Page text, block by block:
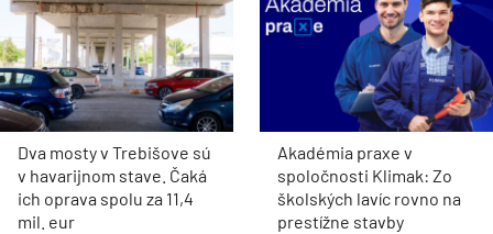
Dva mosty v Trebišove sú
v havarijnom stave. Čaká
ich oprava spolu za 11,4
mil. eur
Akadémia praxe v
spoločnosti Klimak: Zo
školských lavíc rovno na
prestížne stavby